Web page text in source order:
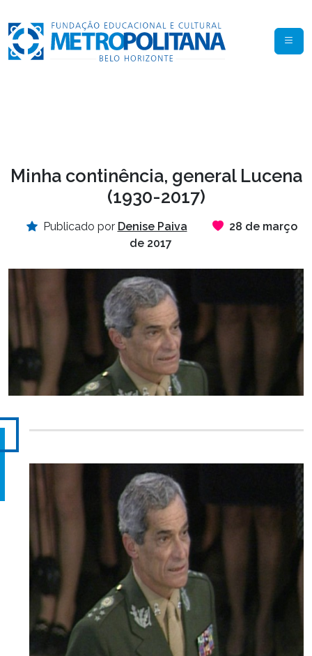
Minha continência, general Lucena
(1930-2017)
Publicado por Denise Paiva
28 de março
de 2017